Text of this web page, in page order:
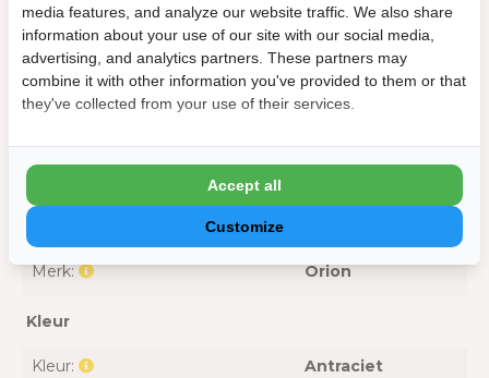
Materiaal: Aluminium
Afmeting
Algemeen
Merk: Orion
Kleur
Kleur: Antraciet
media features, and analyze our website traffic. We also share
information about your use of our site with our social media,
advertising, and analytics partners. These partners may
combine it with other information you've provided to them or that
they've collected from your use of their services.
Customize
Accept all